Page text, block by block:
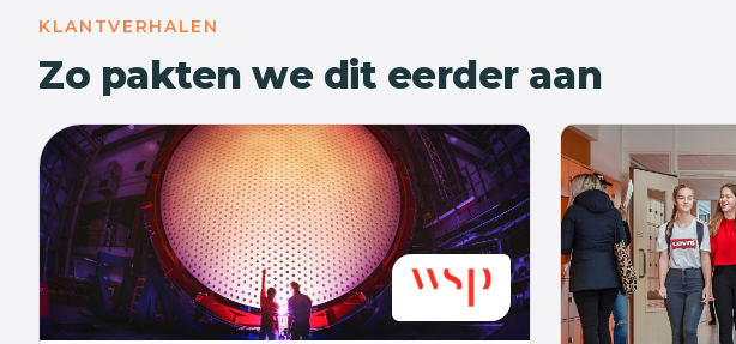
KLANTVERHALEN
Zo pakten we dit eerder aan